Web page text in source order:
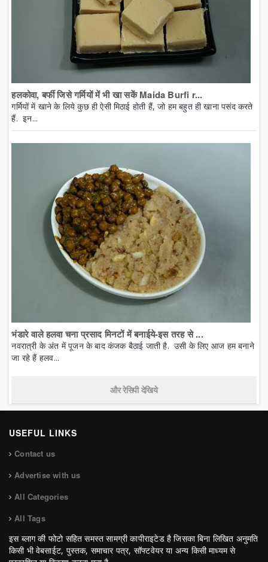
हलकोवा, बर्फी जिसे गर्मियों में भी खा सकें Maida Burfi r...
गर्मियों में खाने के लिये कुछ ही ऐसी मिठाई होती हैं, जो हम बहुत ही खाना पसंद करते
हैं. इन...
भंडारे वाले हलवा चना प्रसाद मिनटों में बनाईये-इस तरह से ...
नवरात्री के अंत में पूजन के बाद कंजक बैठाई जाती है. उसी के लिए आज हम बनाने
जा रहे हैं हलव...
और रेसिपी देखिये
USEFUL LINKS
Contact us
Advertise with us
All Categories
All Tags
इस ब्लाग की फोटो सहित समस्त सामग्री कापीराइटेड है जिसका बिना लिखित अनुमति
किसी भी वेबसाईट, पुस्तक, समाचार पत्र, सॉफ्टवेयर या अन्य किसी माध्यम से